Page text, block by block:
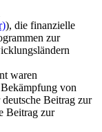
), die finanzielle
zur
waren
von
Beitrag zur
Beitrag zur